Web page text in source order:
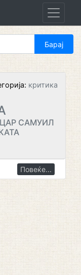
критика
САМУИЛ
Повеќе...